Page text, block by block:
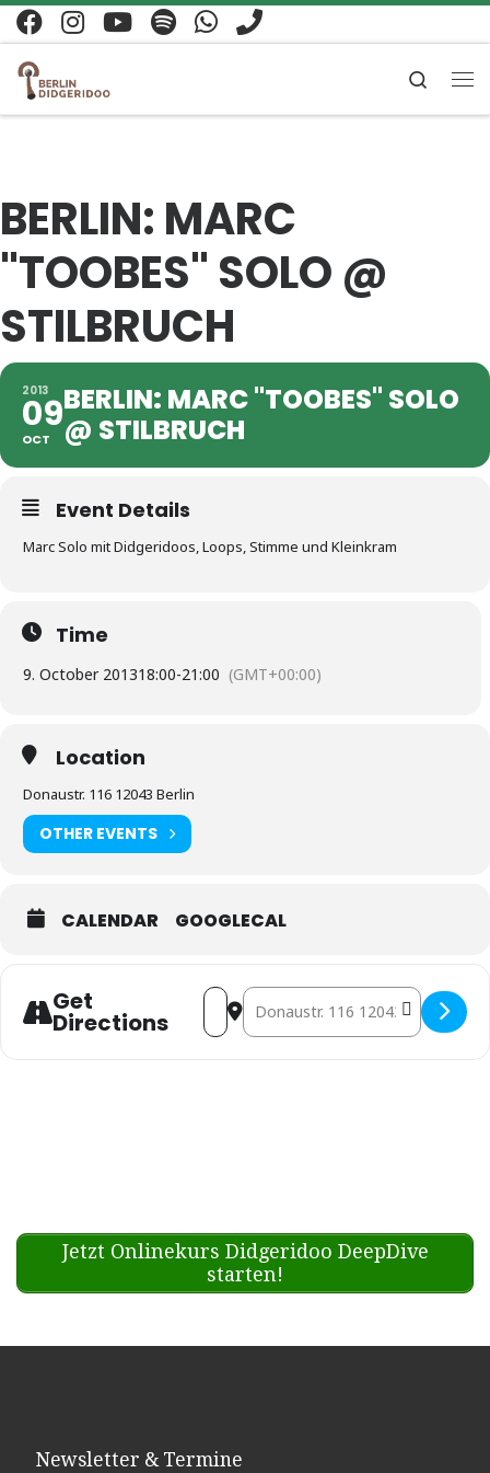
Zum Inhalt springen
Search
BERLIN: MARC
"TOOBES" SOLO @
STILBRUCH
2013
09
OCT
BERLIN: MARC "TOOBES" SOLO
@ STILBRUCH
Event Details
Marc Solo mit Didgeridoos, Loops, Stimme und Kleinkram
Time
9. October 201318:00-21:00 (GMT+00:00)
Location
Donaustr. 116 12043 Berlin
OTHER EVENTS
CALENDAR GOOGLECAL
Get
Directions
Address - Berlin: MARC
Destination Address - Berlin:
Jetzt Onlinekurs Didgeridoo DeepDive
starten!
Newsletter & Termine